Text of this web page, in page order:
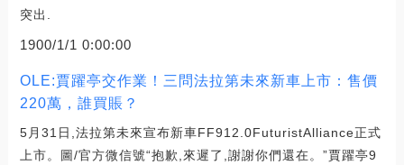
突出.
1900/1/1 0:00:00
OLE:賈躍亭交作業！三問法拉第未來新車上市：售價
220萬，誰買賬？
5月31日,法拉第未來宣布新車FF912.0FuturistAlliance正式
上市。圖/官方微信號“抱歉,來遲了,謝謝你們還在。”賈躍亭9